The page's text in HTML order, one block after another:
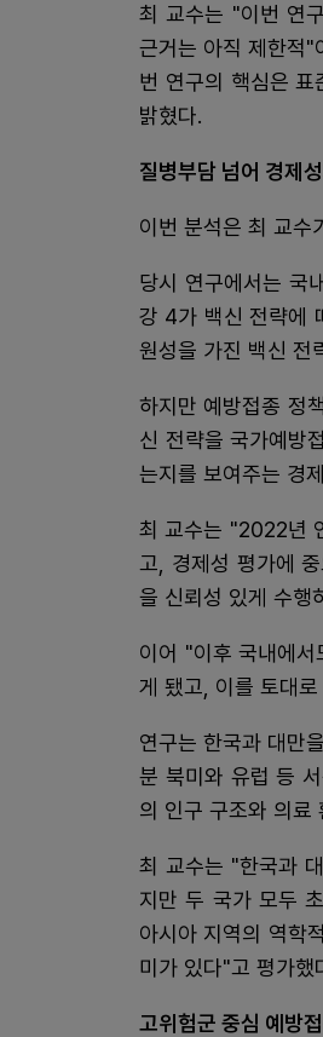
최 교수는 "이번 연
근거는 아직 제한적"
번 연구의 핵심은 표
밝혔다.
질병부담 넘어 경제
이번 분석은 최 교수
당시 연구에서는 국
강 4가 백신 전략에
원성을 가진 백신 전
하지만 예방접종 정
신 전략을 국가예방
는지를 보여주는 경
최 교수는 "2022년
고, 경제성 평가에
을 신뢰성 있게 수행
이어 "이후 국내에
게 됐고, 이를 토대
연구는 한국과 대만
분 북미와 유럽 등
의 인구 구조와 의료
최 교수는 "한국과
지만 두 국가 모두
아시아 지역의 역학
미가 있다"고 평가했
고위험군 중심 예방